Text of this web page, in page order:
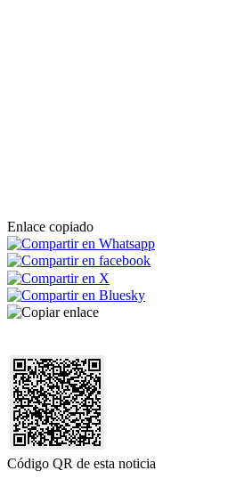
Enlace copiado
Código QR de esta noticia